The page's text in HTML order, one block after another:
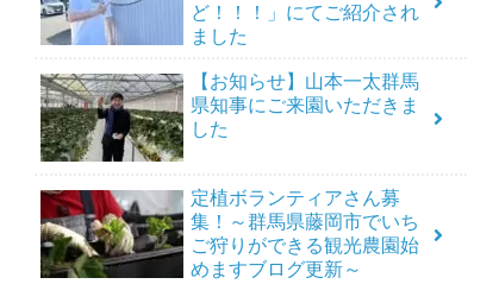
ど！！！」にてご紹介され
ました
【お知らせ】山本一太群馬
県知事にご来園いただきま
した
定植ボランティアさん募
集！～群馬県藤岡市でいち
ご狩りができる観光農園始
めますブログ更新～